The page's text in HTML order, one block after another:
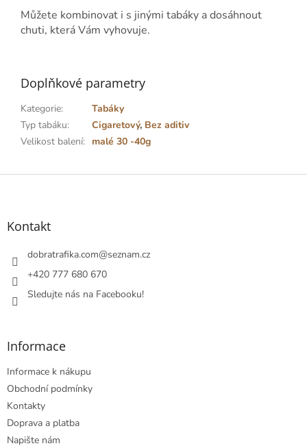
Můžete kombinovat i s jinými tabáky a dosáhnout
chuti, která Vám vyhovuje.
Doplňkové parametry
Kategorie:
Tabáky
Typ tabáku: Cigaretový, Bez aditiv
Velikost balení: malé 30 -40g
Z
Kontakt
dobratrafika.com@seznam.cz
+420 777 680 670
Sledujte nás na Facebooku!
Informace
Informace k nákupu
Obchodní podmínky
Kontakty
Doprava a platba
Napište nám